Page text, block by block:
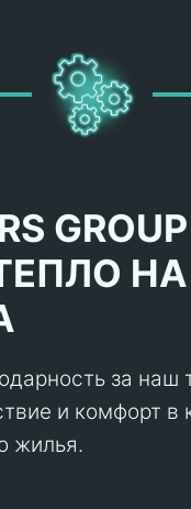
за наш
и комфорт в
жилья.